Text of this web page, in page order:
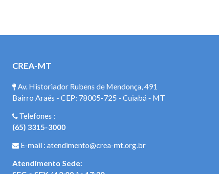
CREA-MT
Av. Historiador Rubens de Mendonça, 491
Bairro Araés - CEP: 78005-725 - Cuiabá - MT
Telefones :
(65) 3315-3000
E-mail : atendimento@crea-mt.org.br
Atendimento Sede: